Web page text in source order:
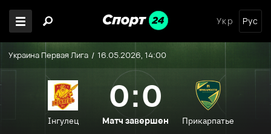
Укр Рус
Украина Первая Лига 16.05.2026, 14:00
Інгулец
0:0
Матч завершен Прикарпатье